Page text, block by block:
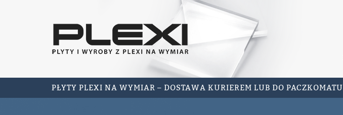
PŁYTY PLEXI NA WYMIAR – DOSTAWA KURIEREM LUB DO PACZKOMATU